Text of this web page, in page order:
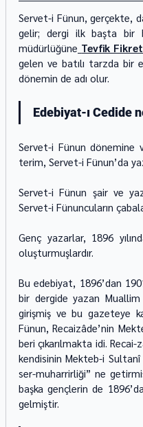
Servet-i Fünun, gerçekte,
gelir; dergi ilk başta bir
müdürlüğüne Tevfik Fikret
gelen ve batılı tarzda bir
dönemin de adı olur.
Edebiyat-ı Cedide
Servet-i Fünun dönemine
terim, Servet-i Fünun’da
Servet-i Fünun şair ve
Servet-i Fünuncuların
Genç yazarlar, 1896
oluşturmuşlardır.
Bu edebiyat, 1896’dan
bir dergide yazan
girişmiş ve bu gazeteye
Fünun, Recaizâde’nin
beri çıkarılmakta idi.
kendisinin Mekteb-i
ser-muharrirliği” ne
başka gençlerin de
gelmiştir.